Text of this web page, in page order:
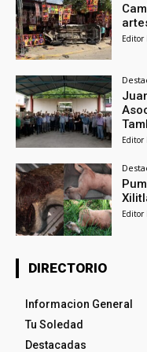
Editor
Editor
Editor
DIRECTORIO
Informacion General
Tu Soledad
Destacadas